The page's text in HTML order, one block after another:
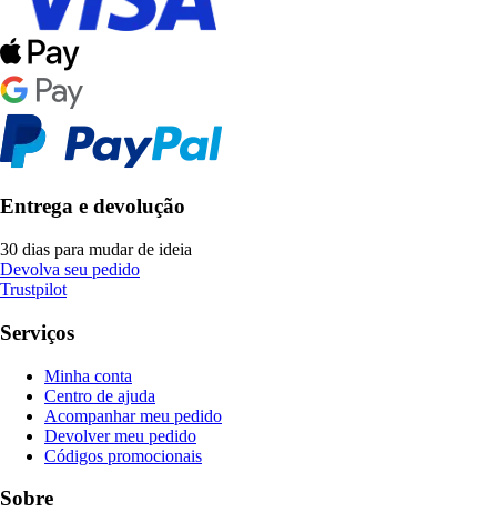
Entrega e devolução
30 dias para mudar de ideia
Devolva seu pedido
Trustpilot
Serviços
Minha conta
Centro de ajuda
Acompanhar meu pedido
Devolver meu pedido
Códigos promocionais
Sobre